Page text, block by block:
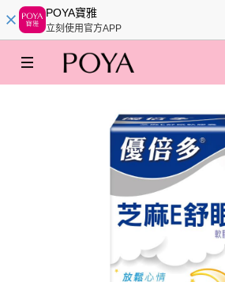
POYA寶雅
立刻使用官方APP